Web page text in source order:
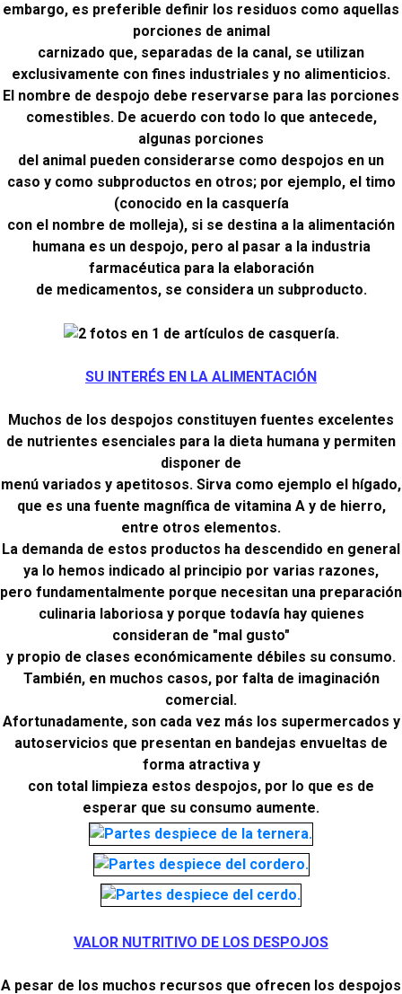
embargo, es preferible definir los residuos como aquellas
porciones de animal
carnizado que, separadas de la canal, se utilizan
exclusivamente con fines industriales y no alimenticios.
El nombre de despojo debe reservarse para las porciones
comestibles. De acuerdo con todo lo que antecede,
algunas porciones
del animal pueden considerarse como despojos en un
caso y como subproductos en otros; por ejemplo, el timo
(conocido en la casquería
con el nombre de molleja), si se destina a la alimentación
humana es un despojo, pero al pasar a la industria
farmacéutica para la elaboración
de medicamentos, se considera un subproducto.
SU INTERÉS EN LA ALIMENTACIÓN
Muchos de los despojos constituyen fuentes excelentes
de nutrientes esenciales para la dieta humana y permiten
disponer de
menú variados y apetitosos. Sirva como ejemplo el hígado,
que es una fuente magnífica de vitamina A y de hierro,
entre otros elementos.
La demanda de estos productos ha descendido en general
ya lo hemos indicado al principio por varias razones,
pero fundamentalmente porque necesitan una preparación
culinaria laboriosa y porque todavía hay quienes
consideran de "mal gusto"
y propio de clases económicamente débiles su consumo.
También, en muchos casos, por falta de imaginación
comercial.
Afortunadamente, son cada vez más los supermercados y
autoservicios que presentan en bandejas envueltas de
forma atractiva y
con total limpieza estos despojos, por lo que es de
esperar que su consumo aumente.
VALOR NUTRITIVO DE LOS DESPOJOS
A pesar de los muchos recursos que ofrecen los despojos